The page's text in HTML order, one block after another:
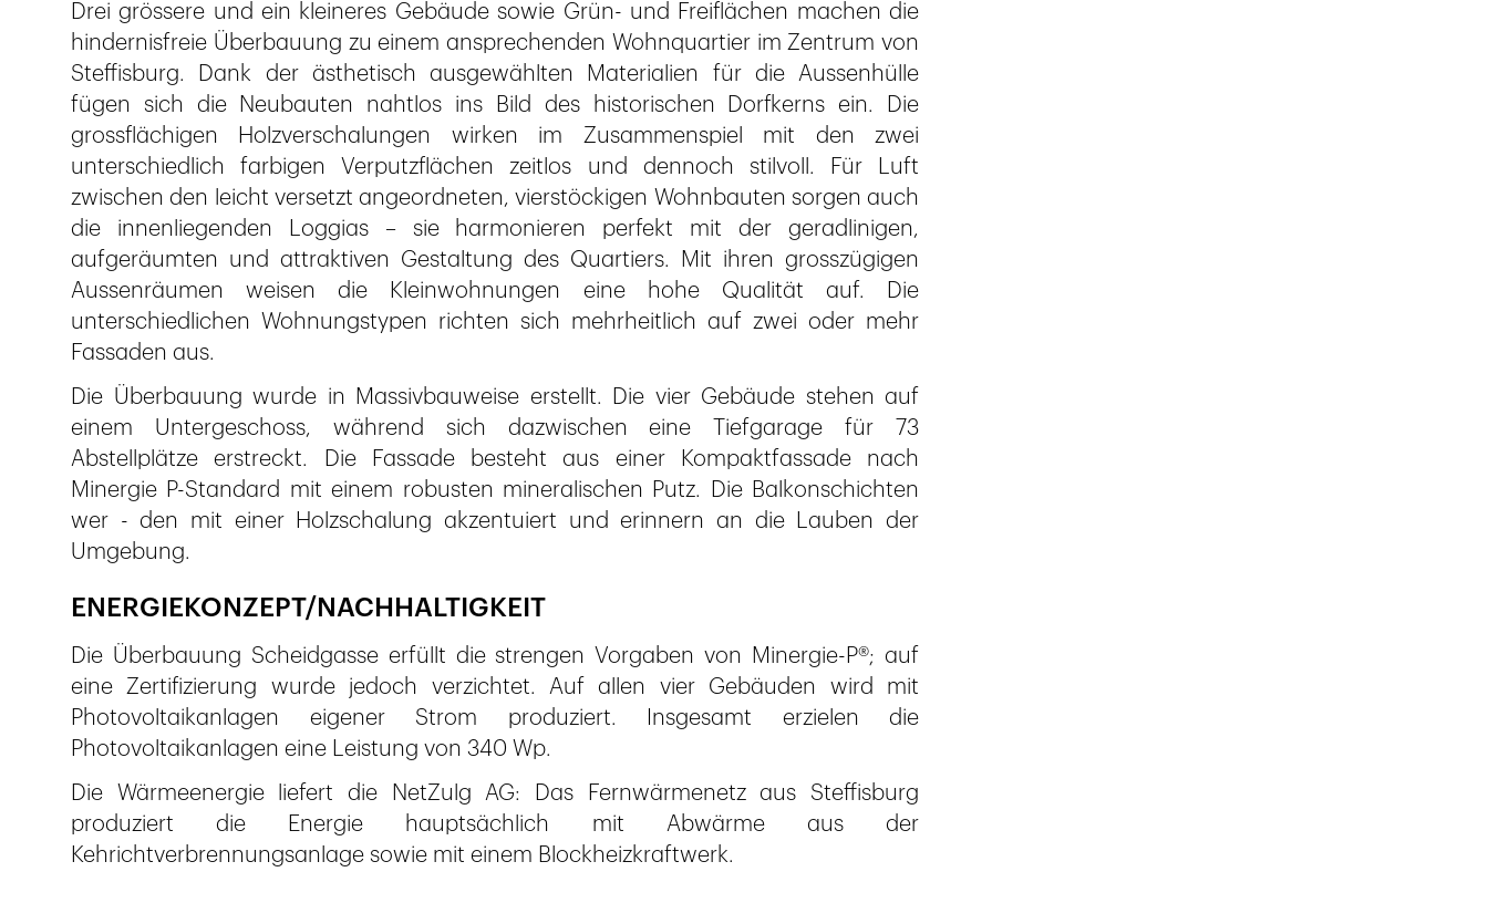
Drei grössere und ein kleineres Gebäude sowie Grün- und Freiflächen machen die
hindernisfreie Überbauung zu einem ansprechenden Wohnquartier im Zentrum von
Steffisburg. Dank der ästhetisch ausgewählten Materialien für die Aussenhülle
fügen sich die Neubauten nahtlos ins Bild des historischen Dorfkerns ein. Die
grossflächigen Holzverschalungen wirken im Zusammenspiel mit den zwei
unterschiedlich farbigen Verputzflächen zeitlos und dennoch stilvoll. Für Luft
zwischen den leicht versetzt angeordneten, vierstöckigen Wohnbauten sorgen auch
die innenliegenden Loggias – sie harmonieren perfekt mit der geradlinigen,
aufgeräumten und attraktiven Gestaltung des Quartiers. Mit ihren grosszügigen
Aussenräumen weisen die Kleinwohnungen eine hohe Qualität auf. Die
unterschiedlichen Wohnungstypen richten sich mehrheitlich auf zwei oder mehr
Fassaden aus.
Die Überbauung wurde in Massivbauweise erstellt. Die vier Gebäude stehen auf
einem Untergeschoss, während sich dazwischen eine Tiefgarage für 73
Abstellplätze erstreckt. Die Fassade besteht aus einer Kompaktfassade nach
Minergie P-Standard mit einem robusten mineralischen Putz. Die Balkonschichten
wer - den mit einer Holzschalung akzentuiert und erinnern an die Lauben der
Umgebung.
ENERGIEKONZEPT/NACHHALTIGKEIT
Die Überbauung Scheidgasse erfüllt die strengen Vorgaben von Minergie-P®; auf
eine Zertifizierung wurde jedoch verzichtet. Auf allen vier Gebäuden wird mit
Photovoltaikanlagen eigener Strom produziert. Insgesamt erzielen die
Photovoltaikanlagen eine Leistung von 340 Wp.
Die Wärmeenergie liefert die NetZulg AG: Das Fernwärmenetz aus Steffisburg
produziert die Energie hauptsächlich mit Abwärme aus der
Kehrichtverbrennungsanlage sowie mit einem Blockheizkraftwerk.